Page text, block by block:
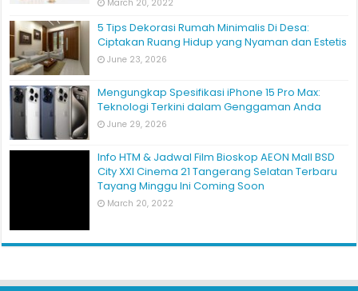
5 Tips Dekorasi Rumah Minimalis Di Desa:
Ciptakan Ruang Hidup yang Nyaman dan Estetis
June 23, 2026
Teknologi Terkini dalam Genggaman Anda
June 29, 2026
City XXI Cinema 21 Tangerang Selatan Terbaru
Tayang Minggu Ini Coming Soon
March 20, 2022